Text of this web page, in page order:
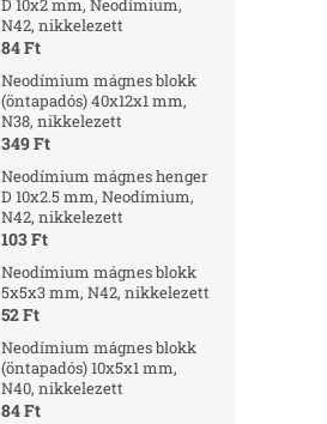
D 10x2 mm, Neodímium,
N42, nikkelezett
84 Ft
Neodímium mágnes blokk
(öntapadós) 40x12x1 mm,
N38, nikkelezett
349 Ft
Neodímium mágnes henger
D 10x2.5 mm, Neodímium,
N42, nikkelezett
103 Ft
Neodímium mágnes blokk
5x5x3 mm, N42, nikkelezett
52 Ft
Neodímium mágnes blokk
(öntapadós) 10x5x1 mm,
N40, nikkelezett
84 Ft